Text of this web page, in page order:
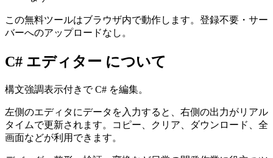
この無料ツールはブラウザ内で動作します。登録不要・サー
バーへのアップロードなし。
C# エディター について
構文強調表示付きで C# を編集。
左側のエディタにデータを入力すると、右側の出力がリアル
タイムで更新されます。コピー、クリア、ダウンロード、全
画面などが利用できます。